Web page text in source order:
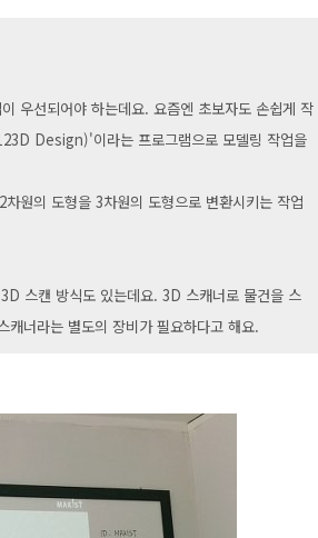
우선되어야 하는데요. 요즘엔 초보자도 손쉽게 작
Design)'이라는 프로그램으로 모델링 작업을
원의 도형을 3차원의 도형으로 변환시키는 작업
스캔 방식도 있는데요. 3D 스캐너로 물건을 스
너라는 별도의 장비가 필요하다고 해요.